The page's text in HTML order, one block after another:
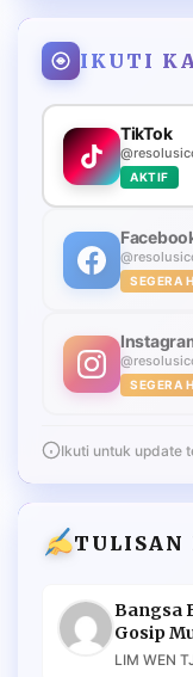
IKUTI
TikTok
AKTIF
SEGERA
SEGERA
Ikuti untuk update
TULISAN
Bangsa
Gosip
LIM WEN